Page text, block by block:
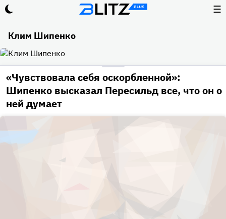
☰
Клим Шипенко
«Чувствовала себя оскорбленной»:
Шипенко высказал Пересильд все, что он о
ней думает